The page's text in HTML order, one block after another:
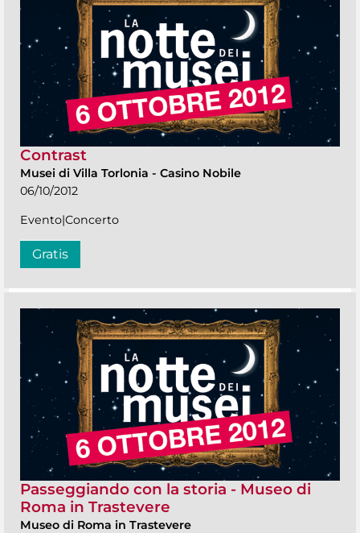
Contrast
Musei di Villa Torlonia - Casino Nobile
06/10/2012
Evento|Concerto
Gratis
Passeggiando con la storia - Museo di
Roma in Trastevere
Museo di Roma in Trastevere